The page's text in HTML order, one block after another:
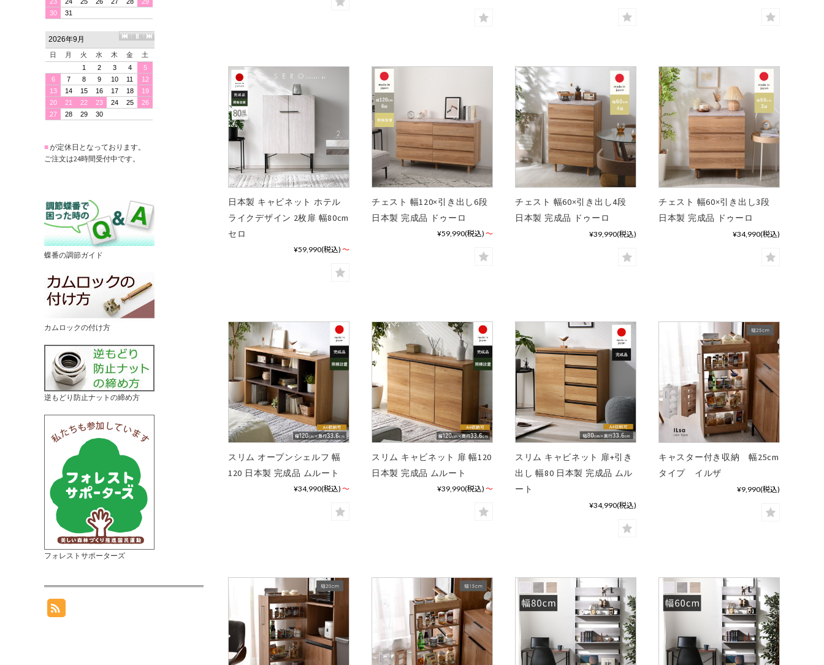
日本製 キャビネット ホテル
ライクデザイン 2枚扉 幅80cm
セロ
¥59,990(税込) ～
チェスト 幅120×引き出し6段
日本製 完成品 ドゥーロ
¥59,990(税込) ～
チェスト 幅60×引き出し4段
日本製 完成品 ドゥーロ
¥39,990(税込)
チェスト 幅60×引き出し3段
日本製 完成品 ドゥーロ
¥34,990(税込)
スリム オープンシェルフ 幅
120 日本製 完成品 ムルート
¥34,990(税込) ～
スリム キャビネット 扉 幅120
日本製 完成品 ムルート
¥39,990(税込) ～
スリム キャビネット 扉+引き
出し 幅80 日本製 完成品 ムル
ート
¥34,990(税込)
キャスター付き収納 幅25cm
タイプ イルザ
¥9,990(税込)
■が定休日となっております。
ご注文は24時間受付中です。
蝶番の調節ガイド
カムロックの付け方
逆もどり防止ナットの締め方
フォレストサポーターズ